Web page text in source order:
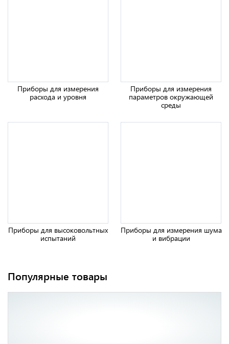
Приборы для измерения
расхода и уровня
Приборы для измерения
параметров окружающей
среды
Приборы для высоковольтных
испытаний
Приборы для измерения шума
и вибрации
Популярные товары